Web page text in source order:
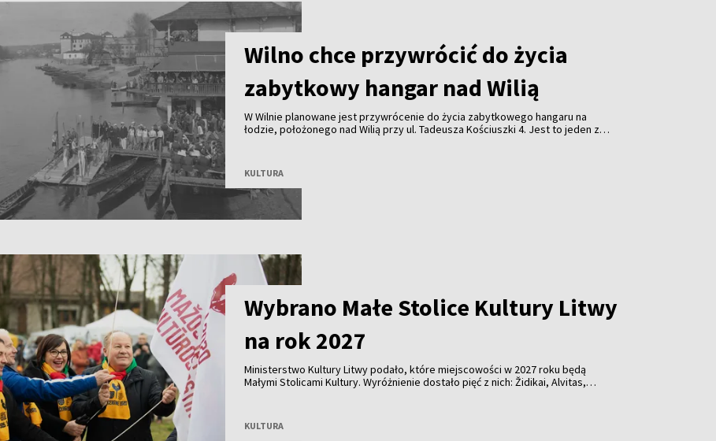
Wilno chce przywrócić do życia
zabytkowy hangar nad Wilią
W Wilnie planowane jest przywrócenie do życia zabytkowego hangaru na
łodzie, położonego nad Wilią przy ul. Tadeusza Kościuszki 4. Jest to jeden z
KULTURA
Wybrano Małe Stolice Kultury Litwy
na rok 2027
Ministerstwo Kultury Litwy podało, które miejscowości w 2027 roku będą
Małymi Stolicami Kultury. Wyróżnienie dostało pięć z nich: Židikai, Alvitas,
KULTURA